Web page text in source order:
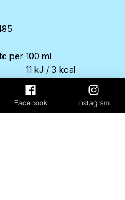
per 100 ml
11 kJ / 3 kcal
0 g
0 g
0,2 g
Facebook Instagram